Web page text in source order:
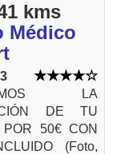
kms
Médico
LA
DE TU
50€ CON
(Foto,